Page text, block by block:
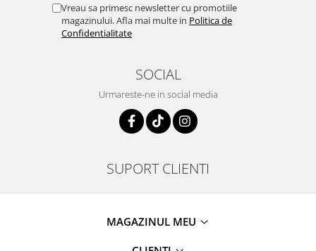
Vreau sa primesc newsletter cu promotiile
magazinului. Afla mai multe in Politica de
Confidentialitate
SOCIAL
Urmareste-ne in social media
SUPORT CLIENTI
MAGAZINUL MEU